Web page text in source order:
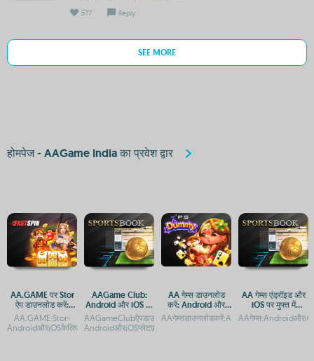
577 Reply
SEE MORE
होमपेज - AAGame India का प्रवेश द्वार
AA.GAME पर Stor
ऐप डाउनलोड करें:
Android और iOS के
लिए गाइड
AA.GAME:Stor-
AndroidऔरiOSकेलिएआसानएक्सेसAA.GAMEपरStorऐपडाउनलोडकरें:AndroidऔरiOSकेलिएगाइड
AAGame Club:
Android और iOS पर
मुफ्त गेमिंग ऐप
AAGameClubऐपडाउनलोड-
AA गेम्स डाउनलोड
करें: Android और
iOS के लिए मुफ्त गेमिंग
ऐप
AA गेम्स एंड्रॉइड और
iOS पर मुफ्त में
डाउनलोड करें